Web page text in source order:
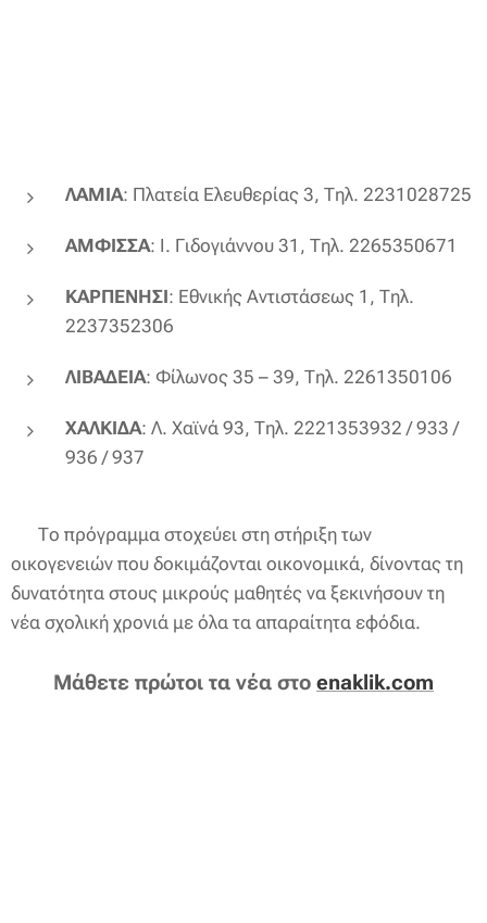
ΛΑΜΙΑ: Πλατεία Ελευθερίας 3, Τηλ. 2231028725
ΑΜΦΙΣΣΑ: Ι. Γιδογιάννου 31, Τηλ. 2265350671
ΚΑΡΠΕΝΗΣΙ: Εθνικής Αντιστάσεως 1, Τηλ.
2237352306
ΛΙΒΑΔΕΙΑ: Φίλωνος 35 – 39, Τηλ. 2261350106
ΧΑΛΚΙΔΑ: Λ. Χαϊνά 93, Τηλ. 2221353932 / 933 /
936 / 937
📌 Το πρόγραμμα στοχεύει στη στήριξη των
οικογενειών που δοκιμάζονται οικονομικά, δίνοντας τη
δυνατότητα στους μικρούς μαθητές να ξεκινήσουν τη
νέα σχολική χρονιά με όλα τα απαραίτητα εφόδια.
Μάθετε πρώτοι τα νέα στο enaklik.com